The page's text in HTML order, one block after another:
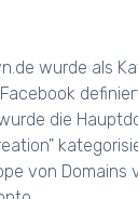
wurde als
die
von Domains